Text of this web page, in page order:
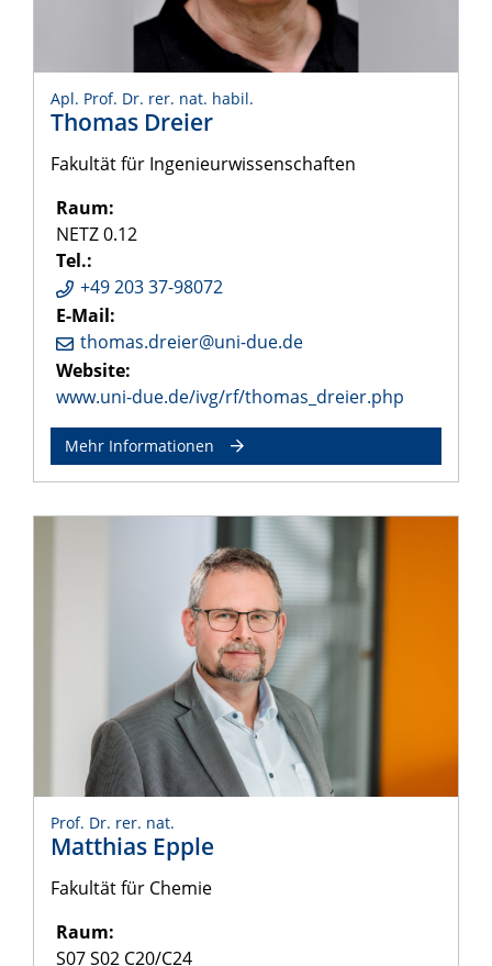
Apl. Prof. Dr. rer. nat. habil.
Thomas Dreier
Fakultät für Ingenieurwissenschaften
Raum:
NETZ 0.12
Tel.:
+49 203 37-98072
E-Mail:
thomas.dreier@uni-due.de
Website:
www.uni-due.de/ivg/rf/thomas_dreier.php
Mehr Informationen
Prof. Dr. rer. nat.
Matthias Epple
Fakultät für Chemie
Raum:
S07 S02 C20/C24